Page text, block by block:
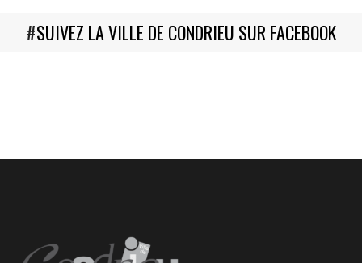
#SUIVEZ LA VILLE DE CONDRIEU SUR FACEBOOK